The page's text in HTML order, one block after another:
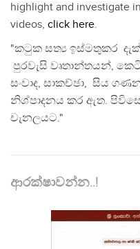
highlight and investigate
videos, click here.
"කටුක සත්‍ය ඉස්මතුකර
පුරවැසි වෘතාන්තයන්,
සංවාද, සාකච්ඡා, සිය
නිශ්පාදනය කර ඇත.
චැනලයට."
ආරක්ෂාවන්න..!